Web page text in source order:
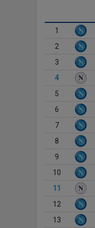
1
2
3
4
5
6
7
8
9
10
11
12
13